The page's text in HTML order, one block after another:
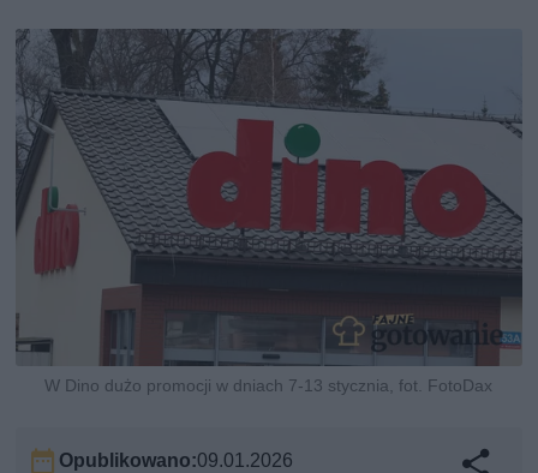
W Dino dużo promocji w dniach 7-13 stycznia, fot. FotoDax
Opublikowano:09.01.2026